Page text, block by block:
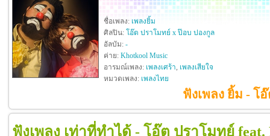
ชื่อเพลง: เพลงยิ้ม
ศิลปิน: โอ๊ต ปราโมทย์ x ป๊อบ ปองกูล
อัลบัม: -
ค่าย: Khotkool Music
อารมณ์เพลง: เพลงเศร้า, เพลงเสียใจ
หมวดเพลง: เพลงไทย
ฟังเพลง ยิ้ม - โ
ฟังเพลง เท่าที่ทำได้ - โอ๊ต ปราโมทย์ feat.